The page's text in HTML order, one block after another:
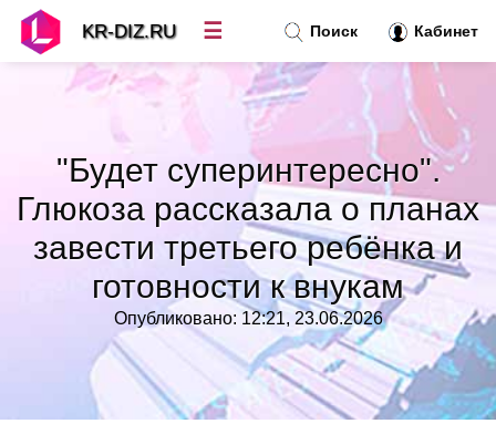
"Будет суперинтересно".
Глюкоза рассказала о планах
завести третьего ребёнка и
готовности к внукам
Опубликовано: 12:21, 23.06.2026
Поиск Кабинет
KR-DIZ.RU ☰
Топ новостей
Рубрики»
»
Контакт